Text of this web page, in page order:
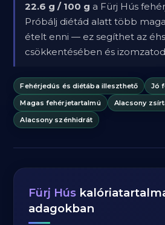
22.6 g / 100 g a Fürj Hús
Próbálj diétád alatt több
ételt enni — ez segíthet az
csökkentésében és
Fehérjedús és diétába illeszthető
Jó
Magas fehérjetartalmú
Alacsony
Alacsony szénhidrát
Fürj Hús
adagokban